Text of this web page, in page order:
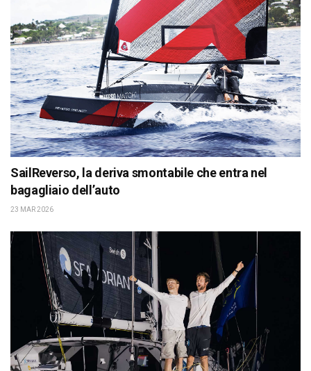
SailReverso, la deriva smontabile che entra nel
bagagliaio dell’auto
23 MAR 2026